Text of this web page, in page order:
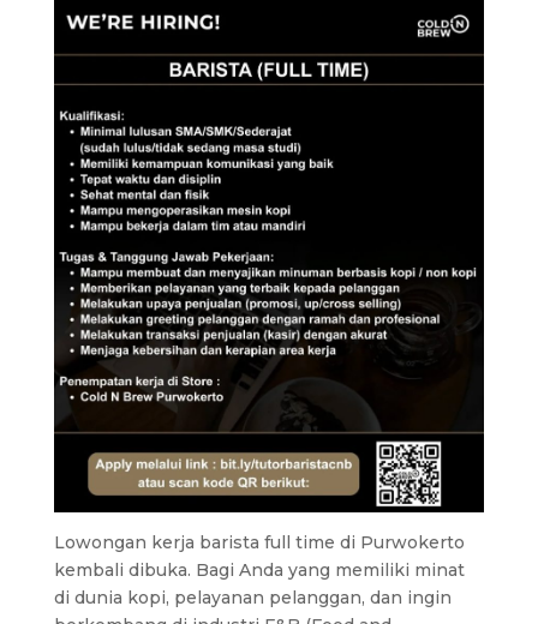
Lowongan kerja barista full time di Purwokerto
kembali dibuka. Bagi Anda yang memiliki minat
di dunia kopi, pelayanan pelanggan, dan ingin